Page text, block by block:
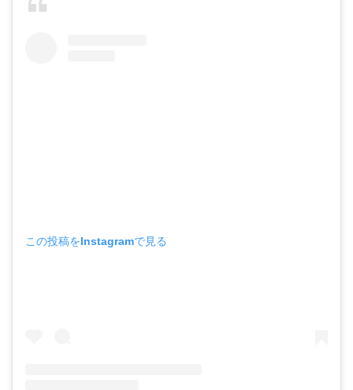
この投稿をInstagramで見る